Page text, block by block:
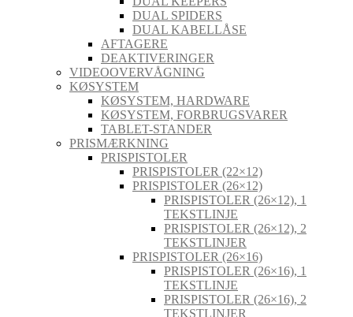
DUAL SPIDERS
DUAL KABELLÅSE
AFTAGERE
DEAKTIVERINGER
VIDEOOVERVÅGNING
KØSYSTEM
KØSYSTEM, HARDWARE
KØSYSTEM, FORBRUGSVARER
TABLET-STANDER
PRISMÆRKNING
PRISPISTOLER
PRISPISTOLER (22×12)
PRISPISTOLER (26×12)
PRISPISTOLER (26×12), 1
TEKSTLINJE
PRISPISTOLER (26×12), 2
TEKSTLINJER
PRISPISTOLER (26×16)
PRISPISTOLER (26×16), 1
TEKSTLINJE
PRISPISTOLER (26×16), 2
TEKSTLINJER